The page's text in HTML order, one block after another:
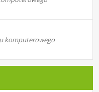
komputerowego